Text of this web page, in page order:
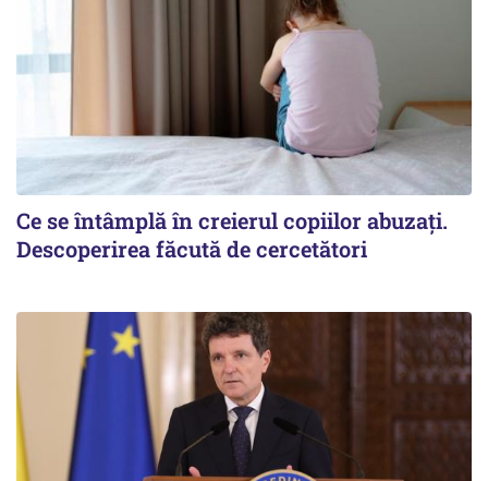
Ce se întâmplă în creierul copiilor abuzați.
Descoperirea făcută de cercetători